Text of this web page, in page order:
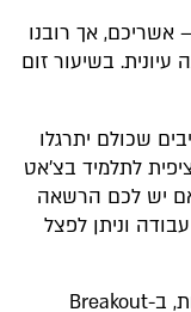
אך רובנו
עיונית. בשיעור זום
שכולם יתרגלו
לתלמיד בצ'אט
יש לכם הרשאה
וניתן לפצל
ניתן לגוון את המפגשים בחלוקה לקבוצות, ב-Breakout